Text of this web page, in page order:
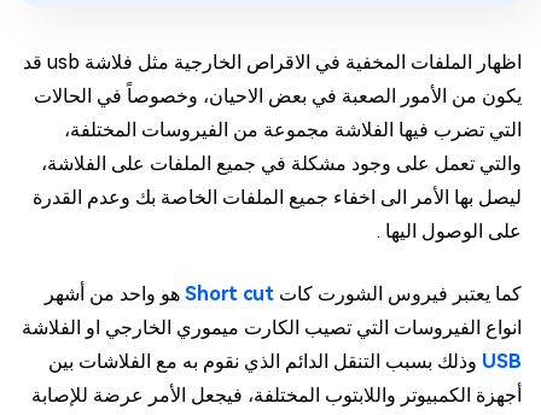
اظهار الملفات المخفية في الاقراص الخارجية مثل فلاشة usb قد
يكون من الأمور الصعبة في بعض الاحيان، وخصوصاً في الحالات
التي تضرب فيها الفلاشة مجموعة من الفيروسات المختلفة،
والتي تعمل على وجود مشكلة في جميع الملفات على الفلاشة،
ليصل بها الأمر الى اخفاء جميع الملفات الخاصة بك وعدم القدرة
على الوصول اليها .
كما يعتبر فيروس الشورت كات Short cut هو واحد من أشهر
انواع الفيروسات التي تصيب الكارت ميموري الخارجي او الفلاشة
USB وذلك بسبب التنقل الدائم الذي نقوم به مع الفلاشات بين
أجهزة الكمبيوتر واللابتوب المختلفة، فيجعل الأمر عرضة للإصابة